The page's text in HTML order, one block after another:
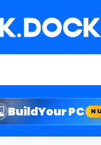
BuildYour PC